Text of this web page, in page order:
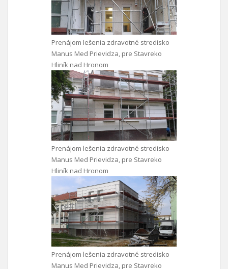
Prenájom lešenia zdravotné stredisko
Manus Med Prievidza, pre Stavreko
Hliník nad Hronom
Prenájom lešenia zdravotné stredisko
Manus Med Prievidza, pre Stavreko
Hliník nad Hronom
Prenájom lešenia zdravotné stredisko
Manus Med Prievidza, pre Stavreko